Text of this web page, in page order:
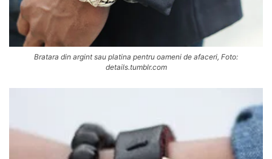
Bratara din argint sau platina pentru oameni de afaceri, Foto:
details.tumblr.com